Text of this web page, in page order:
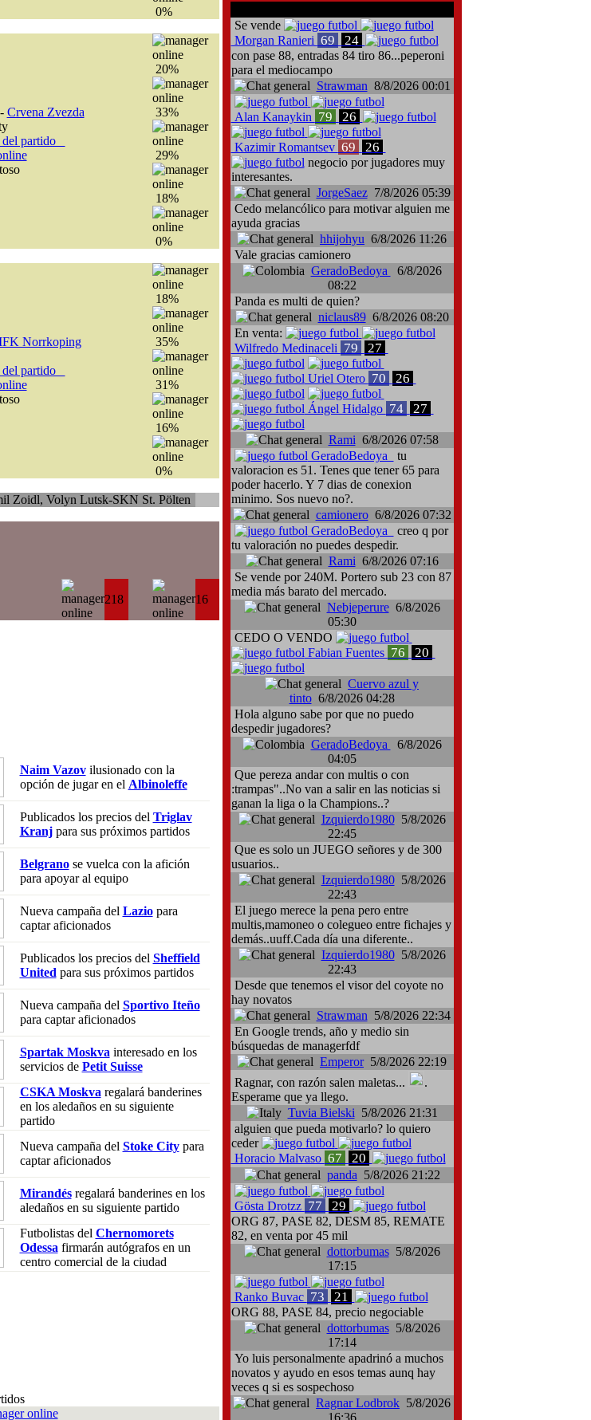
0%
Crvena Zvezda
del partido
20%
33%
29%
18%
0%
Norrkoping
del partido
18%
35%
31%
16%
0%
Lutsk-SKN St. Pölten Traspaso: Giampieri Cusinato, Cádiz-Cagliari
218 16
Naim Vazovilusionado con la
opción de jugar en el Albinoleffe
Publicados los precios del Triglav
Kranjpara sus próximos partidos
Belgranose vuelca con la afición
para apoyar al equipo
Nueva campaña del Laziopara
captar aficionados
Publicados los precios del Sheffield
United para sus próximos partidos
Nueva campaña del Sportivo Iteño
para captar aficionados
Spartak Moskva interesado en los
servicios de Petit Suisse
CSKA Moskva regalará banderines
en los aledaños en su siguiente
partido
Nueva campaña del Stoke Citypara
captar aficionados
Mirandésregalará banderines en los
aledaños en su siguiente partido
Futbolistas del Chernomorets
Odessa firmarán autógrafos en un
centro comercial de la ciudad
Se vende
Morgan Ranieri 69 24
con pase 88, entradas 84 tiro 86...peperoni
para el mediocampo
Strawman 8/8/2026 00:01
Alan Kanaykin 79 26
Kazimir Romantsev 69 26
negocio por jugadores muy
interesantes.
JorgeSaez7/8/2026 05:39
Cedo melancólico para motivar alguien me
ayuda gracias
hhijohyu 6/8/2026 11:26
Vale gracias camionero
GeradoBedoya
6/8/2026
08:22
Panda es multi de quien?
niclaus896/8/2026 08:20
En venta:
Wilfredo Medinaceli 79 27
Uriel Otero 70 26
Ángel Hidalgo 74 27
Rami 6/8/2026 07:58
GeradoBedoya
tu
valoracion es 51. Tenes que tener 65 para
poder hacerlo. Y 7 dias de conexion
minimo. Sos nuevo no?.
camionero6/8/2026 07:32
GeradoBedoya
creo q por
tu valoración no puedes despedir.
Rami 6/8/2026 07:16
Se vende por 240M. Portero sub 23 con 87
media más barato del mercado.
Nebjeperure6/8/2026
05:30
CEDO O VENDO
Fabian Fuentes 76 20
Cuervo azul y
tinto6/8/2026 04:28
Hola alguno sabe por que no puedo
despedir jugadores?
GeradoBedoya
6/8/2026
04:05
Que pereza andar con multis o con
:trampas"..No van a salir en las noticias si
ganan la liga o la Champions..?
Izquierdo19805/8/2026
22:45
Que es solo un JUEGO señores y de 300
usuarios..
Izquierdo19805/8/2026
22:43
El juego merece la pena pero entre
multis,mamoneo o colegueo entre fichajes y
demás..uuff.Cada día una diferente..
Izquierdo19805/8/2026
22:43
Desde que tenemos el visor del coyote no
hay novatos
Strawman 5/8/2026 22:34
En Google trends, año y medio sin
búsquedas de managerfdf
Emperor5/8/2026 22:19
Ragnar, con razón salen maletas...
.
Esperame que ya llego.
Tuvia Bielski 5/8/2026 21:31
alguien que pueda motivarlo? lo quiero
ceder
Horacio Malvaso 67 20
panda 5/8/2026 21:22
Gösta Drotzz 77 29
ORG 87, PASE 82, DESM 85, REMATE
82, en venta por 45 mil
dottorbumas5/8/2026
17:15
Ranko Buvac 73 21
ORG 88, PASE 84, precio negociable
dottorbumas5/8/2026
17:14
Yo luis personalmente apadrinó a muchos
novatos y ayudo en esos temas aunq hay
veces q si es sospechoso
Ragnar Lodbrok 5/8/2026
16:36